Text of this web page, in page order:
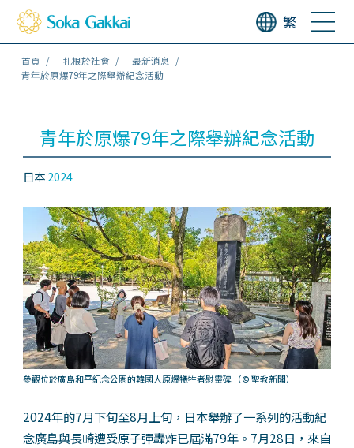
繁
首頁 扎根於社會
最新消息
青年於原爆79年之際舉辦紀念活動
青年於原爆79年之際舉辦紀念活動
日本2024
參觀位於廣島和平紀念公園的韓國人原爆犧牲者慰靈碑 （©聖教新聞）
2024年的7月下旬至8月上旬，日本舉辦了一系列的活動紀
念廣島與長崎遭受原子彈轟炸已屆滿79年。7月28日，來自